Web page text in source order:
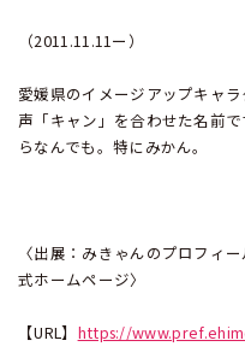
（2011.11.11ー）
愛媛県のイメージアップキャ
声「キャン」を合わせた名前
らなんでも。特にみかん。
〈出展：みきゃんのプロフィ
式ホームページ〉
【URL】 https://